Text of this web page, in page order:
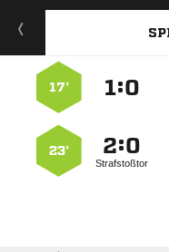
:
17’
:
Strafstoßtor
23’